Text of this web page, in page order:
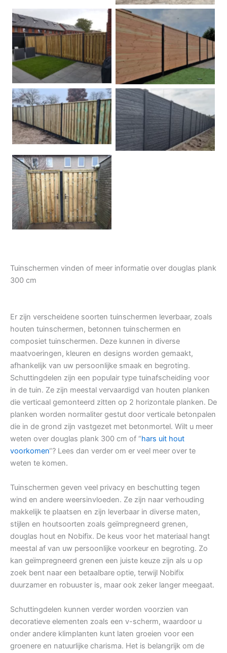
Betonpalen schutting Douglas
Hout beton schuttingen Rots motief antraciet
Tuindeur grenen
Tuinschermen vinden of meer informatie over douglas plank
300 cm
Er zijn verscheidene soorten tuinschermen leverbaar, zoals
houten tuinschermen, betonnen tuinschermen en
composiet tuinschermen. Deze kunnen in diverse
maatvoeringen, kleuren en designs worden gemaakt,
afhankelijk van uw persoonlijke smaak en begroting.
Schuttingdelen zijn een populair type tuinafscheiding voor
in de tuin. Ze zijn meestal vervaardigd van houten planken
die verticaal gemonteerd zitten op 2 horizontale planken. De
planken worden normaliter gestut door verticale betonpalen
die in de grond zijn vastgezet met betonmortel. Wilt u meer
weten over douglas plank 300 cm of “hars uit hout
voorkomen“? Lees dan verder om er veel meer over te
weten te komen.
Tuinschermen geven veel privacy en beschutting tegen
wind en andere weersinvloeden. Ze zijn naar verhouding
makkelijk te plaatsen en zijn leverbaar in diverse maten,
stijlen en houtsoorten zoals geïmpregneerd grenen,
douglas hout en Nobifix. De keus voor het materiaal hangt
meestal af van uw persoonlijke voorkeur en begroting. Zo
kan geïmpregneerd grenen een juiste keuze zijn als u op
zoek bent naar een betaalbare optie, terwijl Nobifix
duurzamer en robuuster is, maar ook zeker langer meegaat.
Schuttingdelen kunnen verder worden voorzien van
decoratieve elementen zoals een v-scherm, waardoor u
onder andere klimplanten kunt laten groeien voor een
groenere en natuurlijke charisma. Het is belangrijk om de